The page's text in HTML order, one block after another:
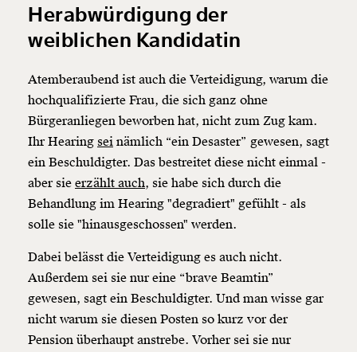
Herabwürdigung der
weiblichen Kandidatin
Atemberaubend ist auch die Verteidigung, warum die
hochqualifizierte Frau, die sich ganz ohne
Bürgeranliegen beworben hat, nicht zum Zug kam.
Ihr Hearing sei nämlich “ein Desaster” gewesen, sagt
ein Beschuldigter. Das bestreitet diese nicht einmal -
aber sie erzählt auch, sie habe sich durch die
Behandlung im Hearing "degradiert" gefühlt - als
solle sie "hinausgeschossen" werden.
Dabei belässt die Verteidigung es auch nicht.
Außerdem sei sie nur eine “brave Beamtin”
gewesen, sagt ein Beschuldigter. Und man wisse gar
nicht warum sie diesen Posten so kurz vor der
Pension überhaupt anstrebe. Vorher sei sie nur